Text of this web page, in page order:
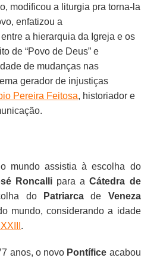
modificou a liturgia pra torna-la
enfatizou a
a hierarquia da Igreja e os
de “Povo de Deus” e
de mudanças nas
gerador de injustiças
Pereira Feitosa, historiador e
mundo assistia à escolha do
Roncallipara aCátedra de
do Patriarcade Veneza
mundo, considerando a idade
.
anos, o novo Pontífice acabou